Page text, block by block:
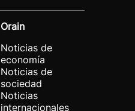
Orain
Noticias de
economía
Noticias de
sociedad
Noticias
internacionales